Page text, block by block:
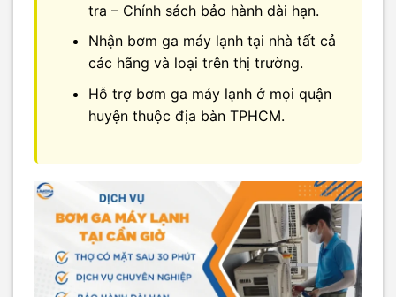
tra – Chính sách bảo hành dài hạn.
Nhận bơm ga máy lạnh tại nhà tất cả
các hãng và loại trên thị trường.
Hỗ trợ bơm ga máy lạnh ở mọi quận
huyện thuộc địa bàn TPHCM.